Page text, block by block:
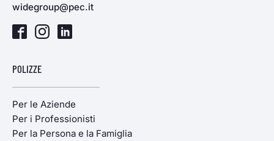
widegroup@pec.it
POLIZZE
Per le Aziende
Per i Professionisti
Per la Persona e la Famiglia